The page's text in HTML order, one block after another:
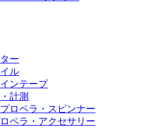
ー
ル
ンテープ
計測
ロペラ・スピンナー
ペラ・アクセサリー